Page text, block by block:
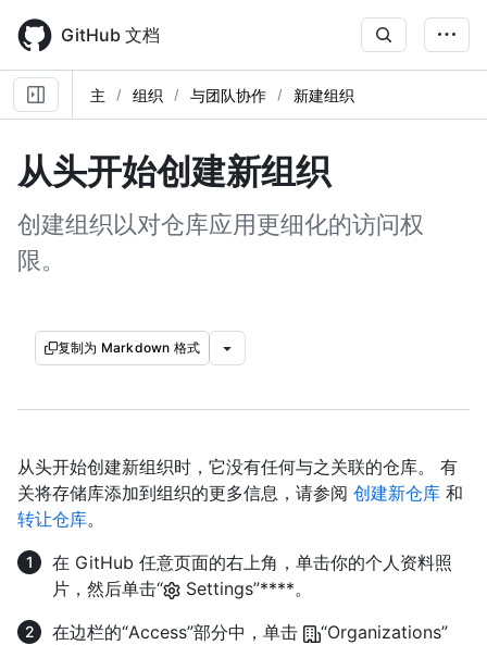
main
content
GitHub 文档
主 组织 与团队协作 新建组织
从头开始创建新组织
创建组织以对仓库应用更细化的访问权
限。
复制为 Markdown 格式
从头开始创建新组织时，它没有任何与之关联的仓库。 有
关将存储库添加到组织的更多信息，请参阅 创建新仓库 和
转让仓库。
在 GitHub 任意页面的右上角，单击你的个人资料照
片，然后单击“
Settings”****。
在边栏的“Access”部分中，单击
“Organizations”